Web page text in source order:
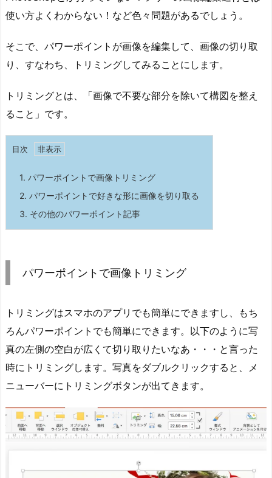
使い方よくわからない！など色々問題があるでしょう。
そこで、パワーポイントが画像を編集して、画像の切り取
り、すなわち、トリミングしてみることにします。
トリミングとは、「画像で不要な部分を除いて構図を整え
ること」です。
目次
1. パワーポイントで画像トリミング
2. パワーポイントで好きな形に画像を切り取る
3. その他のパワーポイント記事
パワーポイントで画像トリミング
トリミングはスマホのアプリでも簡単にできますし、もち
ろんパワーポイントでも簡単にできます。以下のように写
真の左側の空白が広くて切り取りたいなあ・・・と言った
時にトリミングします。写真をダブルクリックすると、メ
ニューバーにトリミングボタンが出てきます。